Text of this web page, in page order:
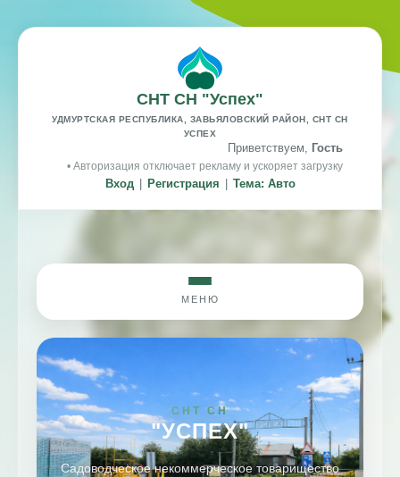
СНТ СН "Успех"
УДМУРТСКАЯ РЕСПУБЛИКА, ЗАВЬЯЛОВСКИЙ РАЙОН, СНТ СН
УСПЕХ
Приветствуем, Гость
• Авторизация отключает рекламу и ускоряет загрузку
Вход Регистрация Тема: Авто
МЕНЮ
СНТ СН
"УСПЕХ"
Садоводческое некоммерческое товарищество